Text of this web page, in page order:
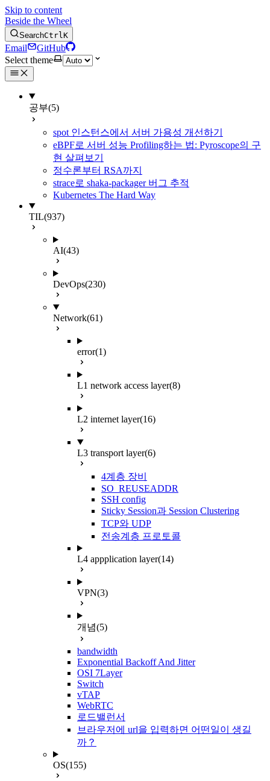
Skip to content
Beside the Wheel
SearchCtrlK
Email
GitHub
Select theme
공부(5)
spot 인스턴스에서 서버 가용성 개선하기
eBPF로 서버 성능 Profiling하는 법: Pyroscope의 구
현 살펴보기
정수론부터 RSA까지
strace로 shaka-packager 버그 추적
Kubernetes The Hard Way
TIL(937)
AI(43)
DevOps(230)
Network(61)
error(1)
L1 network access layer(8)
L2 internet layer(16)
L3 transport layer(6)
4계층 장비
SO_REUSEADDR
SSH config
Sticky Session과 Session Clustering
TCP와 UDP
전송계층 프로토콜
L4 appplication layer(14)
VPN(3)
개념(5)
bandwidth
Exponential Backoff And Jitter
OSI 7Layer
Switch
vTAP
WebRTC
로드밸런서
브라우저에 url을 입력하면 어떤일이 생길
까？
OS(155)